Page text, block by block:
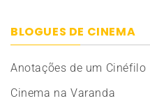
BLOGUES DE CINEMA
Anotações de um Cinéfilo
Cinema na Varanda